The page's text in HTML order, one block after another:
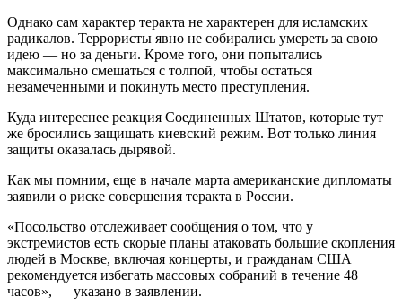
Однако сам характер теракта не характерен для исламских
радикалов. Террористы явно не собирались умереть за свою
идею — но за деньги. Кроме того, они попытались
максимально смешаться с толпой, чтобы остаться
незамеченными и покинуть место преступления.
Куда интереснее реакция Соединенных Штатов, которые тут
же бросились защищать киевский режим. Вот только линия
защиты оказалась дырявой.
Как мы помним, еще в начале марта американские дипломаты
заявили о риске совершения теракта в России.
«Посольство отслеживает сообщения о том, что у
экстремистов есть скорые планы атаковать большие скопления
людей в Москве, включая концерты, и гражданам США
рекомендуется избегать массовых собраний в течение 48
часов», — указано в заявлении.